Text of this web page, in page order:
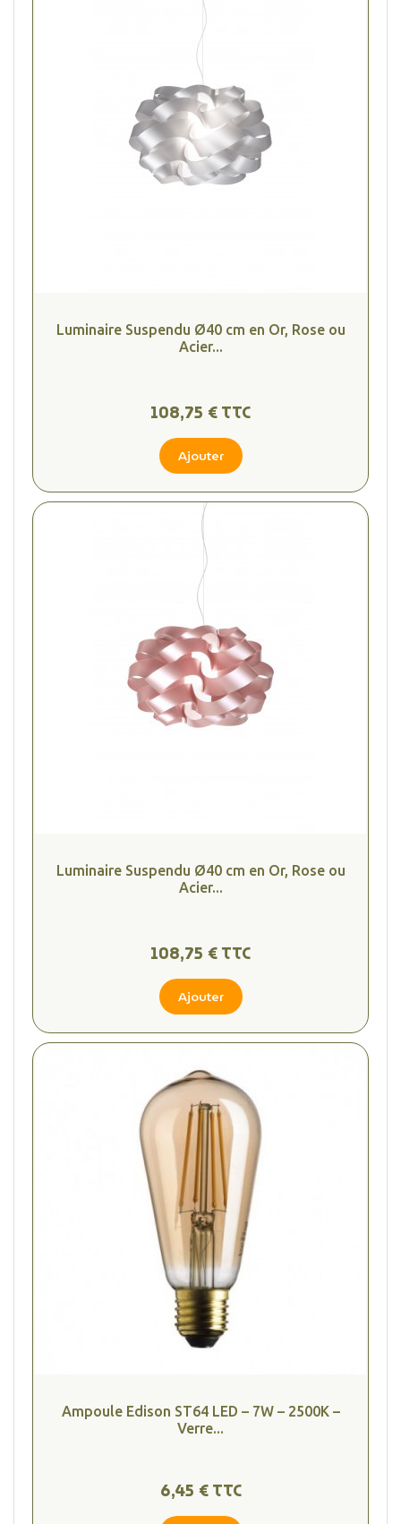
Luminaire Suspendu Ø40 cm en Or, Rose ou
Acier...
108,75 € TTC
Ajouter
Luminaire Suspendu Ø40 cm en Or, Rose ou
Acier...
108,75 € TTC
Ajouter
Ampoule Edison ST64 LED – 7W – 2500K –
Verre...
6,45 € TTC